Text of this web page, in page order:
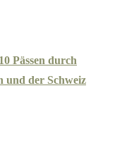
Pässen durch
und der Schweiz